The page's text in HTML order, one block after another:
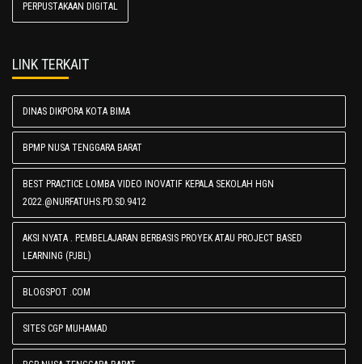
PERPUSTAKAAN DIGITAL
LINK TERKAIT
DINAS DIKPORA KOTA BIMA
BPMP NUSA TENGGARA BARAT
BEST PRACTICE LOMBA VIDEO INOVATIF KEPALA SEKOLAH HGN
2022.@NURFATUHS.PD.SD.9412
AKSI NYATA . PEMBELAJARAN BERBASIS PROYEK ATAU PROJECT BASED
LEARNING (PJBL)
BLOGSPOT .COM
SITES CGP MUHAMAD